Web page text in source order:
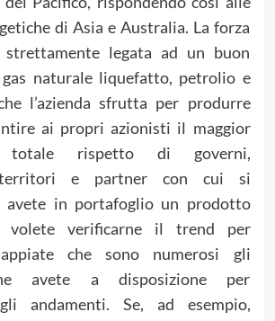
di Asia e Australia. La forza
strettamente legata ad un buon
naturale liquefatto, petrolio e
l’azienda sfrutta per produrre
ai propri azionisti il maggior
totale rispetto di governi,
territori e partner con cui si
avete in portafoglio un prodotto
volete verificarne il trend per
che sono numerosi gli
avete a disposizione per
andamenti. Se, ad esempio,